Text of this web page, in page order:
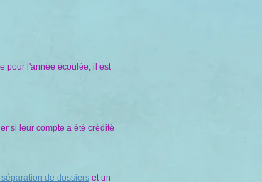
pour l'année écoulée, il est
si leur compte a été crédité
de dossiers et un